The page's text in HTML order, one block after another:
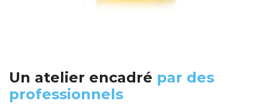
Un atelier encadré par des
professionnels